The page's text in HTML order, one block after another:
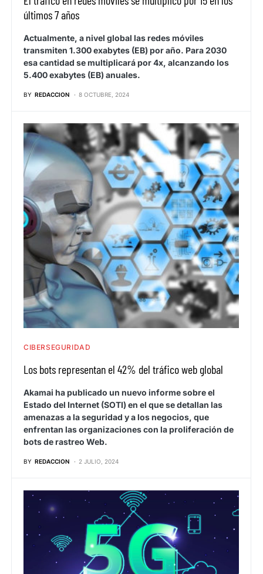
últimos 7 años
Actualmente, a nivel global las redes móviles
transmiten 1.300 exabytes (EB) por año. Para 2030
esa cantidad se multiplicará por 4x, alcanzando los
5.400 exabytes (EB) anuales.
BY REDACCION 8 OCTUBRE, 2024
CIBERSEGURIDAD
Los bots representan el 42% del tráfico web global
Akamai ha publicado un nuevo informe sobre el
Estado del Internet (SOTI) en el que se detallan las
amenazas a la seguridad y a los negocios, que
enfrentan las organizaciones con la proliferación de
bots de rastreo Web.
BY REDACCION 2 JULIO, 2024